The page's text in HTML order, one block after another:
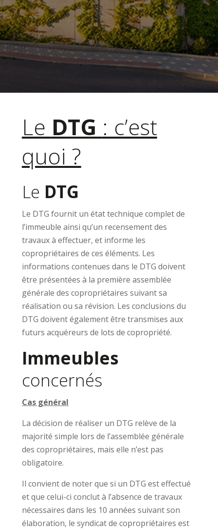
EN SAVOIR + DEVIS IMMEDIAT
Le DTG doit être
Le DTG : c’est
quoi ?
Le DTG
Le DTG fournit un état technique complet de
l’immeuble ainsi qu’un recensement des
travaux à effectuer, et informe les
copropriétaires de ces éléments. Les
informations contenues dans le DTG doivent
être présentées à la première assemblée
générale des copropriétaires suivant sa
réalisation ou sa révision. Les conclusions du
DTG doivent également être transmises aux
futurs acquéreurs de lots de copropriété.
Immeubles
concernés
Cas général
La décision de réaliser un DTG relève de la
majorité simple lors de l’assemblée générale
des copropriétaires, mais elle n’est pas
obligatoire.
Il convient de noter que si un DTG est effectué
et que celui-ci conclut à l’absence de travaux
nécessaires dans les 10 années suivant son
élaboration, le syndicat de copropriétaires est